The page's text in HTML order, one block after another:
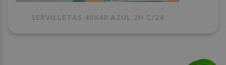
SERVILLETAS 40X40 AZUL 2H C/24